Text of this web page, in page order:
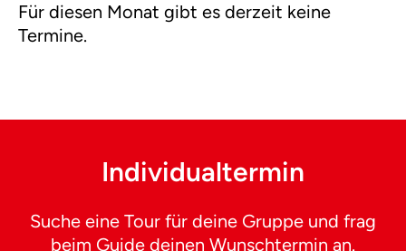
Für diesen Monat gibt es derzeit keine
Termine.
Individualtermin
Suche eine Tour für deine Gruppe und frag
beim Guide deinen Wunschtermin an.